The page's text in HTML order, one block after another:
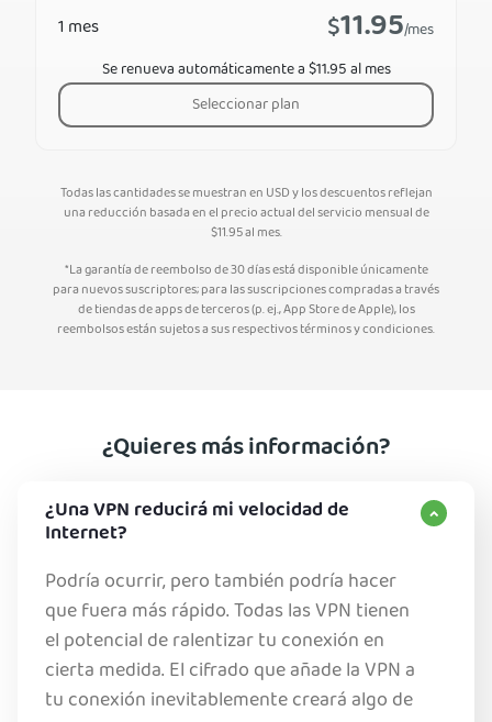
1 mes $11.95/mes
Se renueva automáticamente a $11.95 al mes
Seleccionar plan
Todas las cantidades se muestran en USD y los descuentos reflejan
una reducción basada en el precio actual del servicio mensual de
$11.95al mes.
*La garantía de reembolso de 30 días está disponible únicamente
para nuevos suscriptores; para las suscripciones compradas a través
de tiendas de apps de terceros (p. ej., App Store de Apple), los
reembolsos están sujetos a sus respectivos términos y condiciones.
¿Quieres más información?
¿Una VPN reducirá mi velocidad de
Internet?
Podría ocurrir, pero también podría hacer
que fuera más rápido. Todas las VPN tienen
el potencial de ralentizar tu conexión en
cierta medida. El cifrado que añade la VPN a
tu conexión inevitablemente creará algo de